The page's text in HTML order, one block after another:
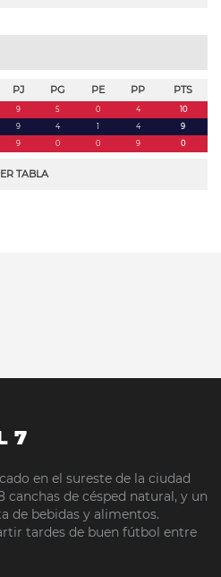
PJ PG PE PP PTS
9 5 0 4
10
9 4 1 4
9
9 0 0 9 0
TABLA
7
en el sureste de la ciudad
canchas de césped natural, y un
de bebidas y alimentos.
tardes de buen fútbol entre